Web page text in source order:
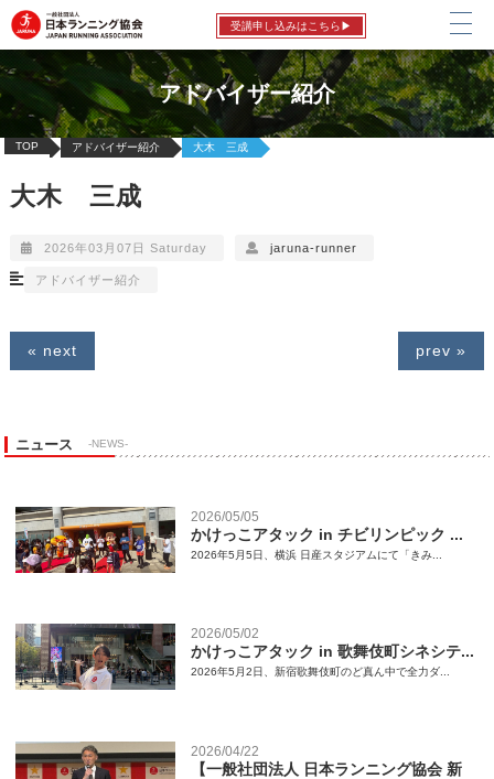
受講申し込みはこちら▶
アドバイザー紹介
TOP アドバイザー紹介 大木 三成
大木 三成
2026年03月07日 Saturday jaruna-runner
アドバイザー紹介
« next prev »
ニュース -NEWS-
2026/05/05
かけっこアタック in チビリンピック ...
2026年5月5日、横浜 日産スタジアムにて「きみ...
2026/05/02
かけっこアタック in 歌舞伎町シネシテ...
2026年5月2日、新宿歌舞伎町のど真ん中で全力ダ...
2026/04/22
【一般社団法人 日本ランニング協会 新